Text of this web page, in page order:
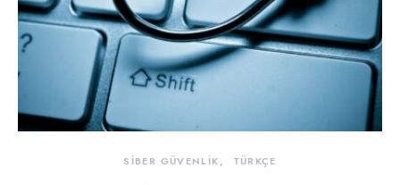
SİBER GÜVENLİK TÜRKÇE